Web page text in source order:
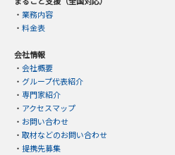
・ 業務内容
・ 料金表
会社情報
・ 会社概要
・ グループ代表紹介
・ 専門家紹介
・ アクセスマップ
・ お問い合わせ
・ 取材などのお問い合わせ
・ 提携先募集